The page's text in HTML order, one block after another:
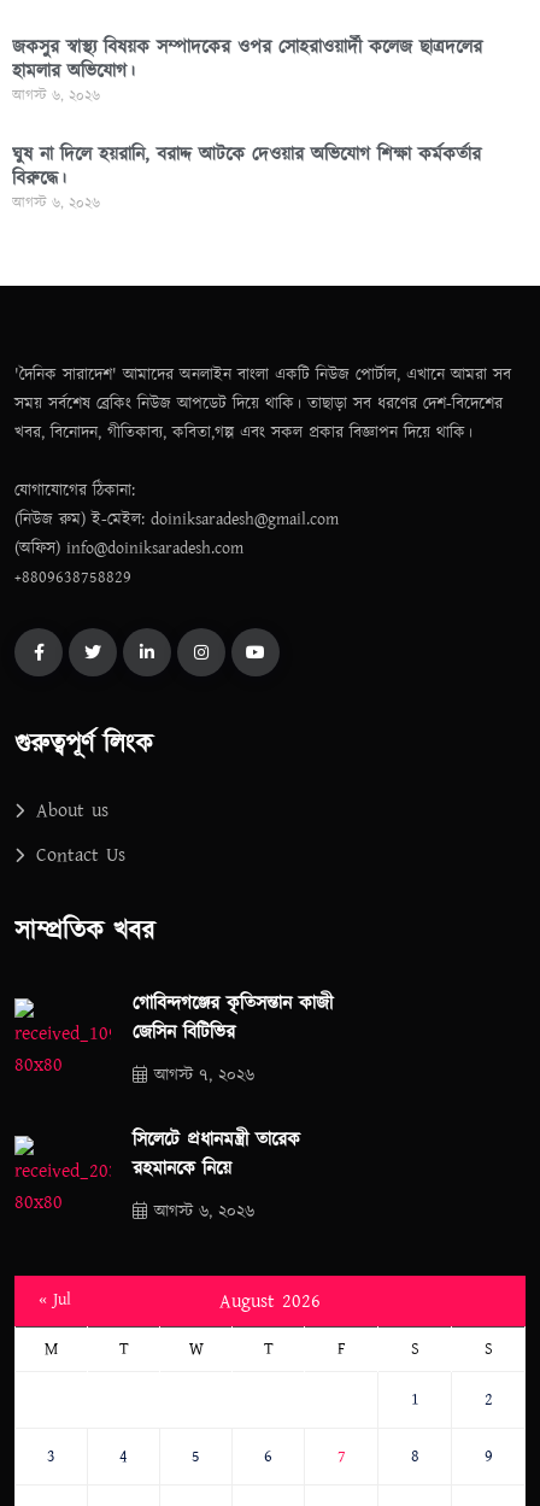
জকসুর স্বাস্থ্য বিষয়ক সম্পাদকের ওপর সোহরাওয়ার্দী কলেজ ছাত্রদলের
হামলার অভিযোগ।
আগস্ট ৬, ২০২৬
ঘুষ না দিলে হয়রানি, বরাদ্দ আটকে দেওয়ার অভিযোগ শিক্ষা কর্মকর্তার
বিরুদ্ধে।
আগস্ট ৬, ২০২৬
'দৈনিক সারাদেশ' আমাদের অনলাইন বাংলা একটি নিউজ পোর্টাল, এখানে আমরা সব
সময় সর্বশেষ ব্রেকিং নিউজ আপডেট দিয়ে থাকি। তাছাড়া সব ধরণের দেশ-বিদেশের
খবর, বিনোদন, গীতিকাব্য, কবিতা,গল্প এবং সকল প্রকার বিজ্ঞাপন দিয়ে থাকি।
যোগাযোগের ঠিকানা:
(নিউজ রুম) ই-মেইল: doiniksaradesh@gmail.com
(অফিস) info@doiniksaradesh.com
+8809638758829
গুরুত্বপূর্ণ লিংক
About us
Contact Us
সাম্প্রতিক খবর
গোবিন্দগঞ্জের কৃতিসন্তান কাজী
জেসিন বিটিভির
আগস্ট ৭, ২০২৬
সিলেটে প্রধানমন্ত্রী তারেক
রহমানকে নিয়ে
আগস্ট ৬, ২০২৬
August 2026
M T W T F S S
1 2
3 4 5 6 7 8 9
« Jul